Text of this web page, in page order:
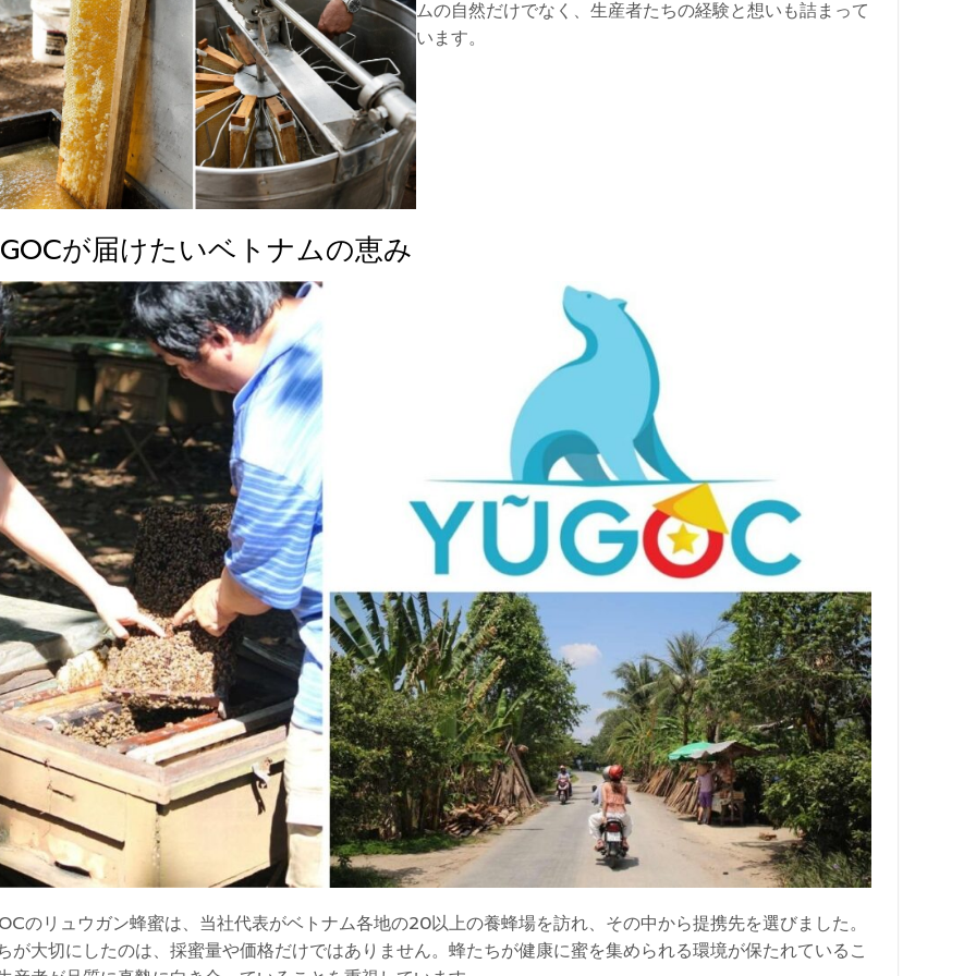
ムの自然だけでなく、生産者たちの経験と想いも詰まって
います。
が届けたいベトナムの恵み
のリュウガン蜂蜜は、当社代表がベトナム各地の20以上の養蜂場を訪れ、その中から提携先を選びました。
が大切にしたのは、採蜜量や価格だけではありません。蜂たちが健康に蜜を集められる環境が保たれているこ